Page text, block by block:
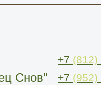
Снов"
+7 (812)
+7 (952)